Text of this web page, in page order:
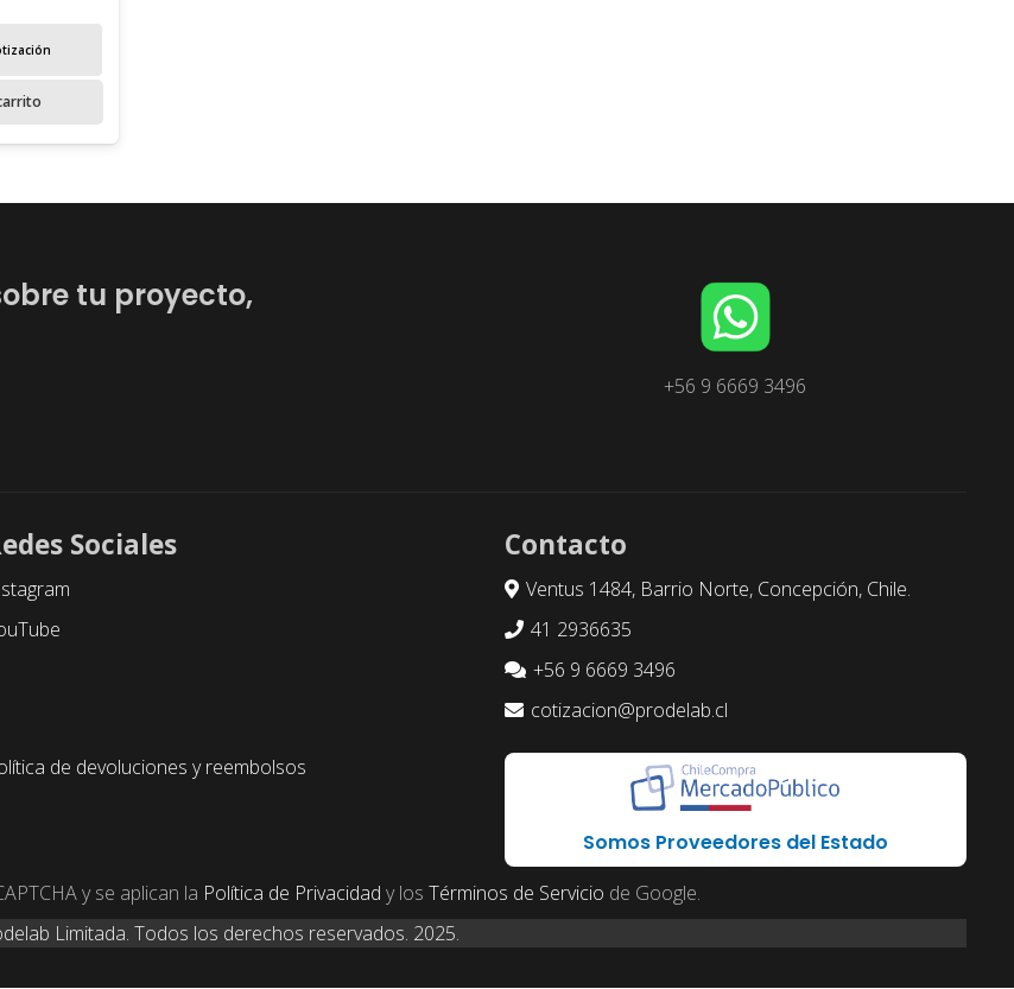
tu proyecto,
+56 9 6669 3496
Sociales Contacto
Ventus 1484, Barrio Norte, Concepción, Chile.
41 2936635
+56 9 6669 3496
cotizacion@prodelab.cl
de devoluciones y reembolsos
Somos Proveedores del Estado
y se aplican la Política de Privacidad y los Términos de Servicio de Google.
Limitada. Todos los derechos reservados. 2025.